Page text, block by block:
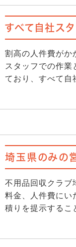
すべて自社ス
割高の人件費がか
スタッフでの作
ており、すべて自
埼玉県のみの
不用品回収クラブ
料金、人件費にい
積りを提示するこ